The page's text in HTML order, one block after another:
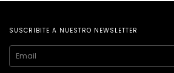
SUSCRIBITE A NUESTRO NEWSLETTER